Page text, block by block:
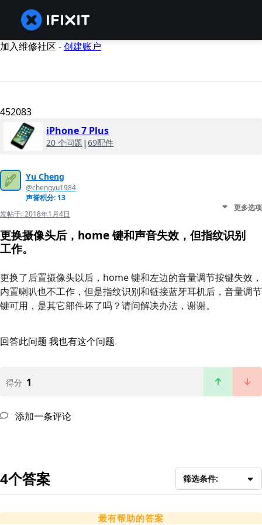
加入维修社区 -创建账户
452083
iPhone 7 Plus
20 个问题 | 69配件
Yu Cheng
@chengyu1984
声誉积分: 13
发帖于:2018年1月4日
更多选项
更换摄像头后，home 键和声音失效，但指纹识别
工作。
更换了后置摄像头以后，home 键和左边的音量调节按键失效，
内置喇叭也不工作，但是指纹识别和链接蓝牙耳机后，音量调节
键可用，是其它部件坏了吗？请问解决办法，谢谢。
回答此问题 我也有这个问题
得分 1
添加一条评论
4个答案 筛选条件:
最有帮助的答案